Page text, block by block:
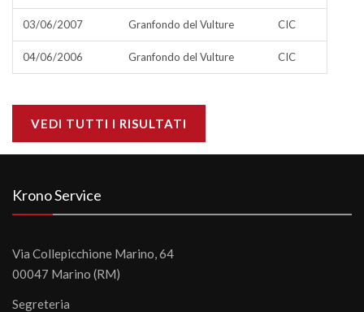
03/06/2007 Granfondo del Vulture CIC
04/06/2006 Granfondo del Vulture CIC
VEDI TUTTI I RISULTATI
Krono Service
Via Collepicchione Marino, 64
00047 Marino (RM)
Segreteria